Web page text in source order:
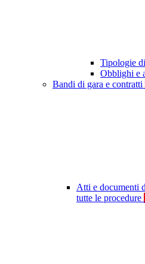
Tipologie
Obblighi e
Bandi di gara e contratti
Atti e documenti
tutte le procedure